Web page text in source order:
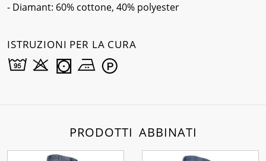
- Diamant: 60% cottone, 40% polyester
ISTRUZIONI PER LA CURA
PRODOTTI ABBINATI